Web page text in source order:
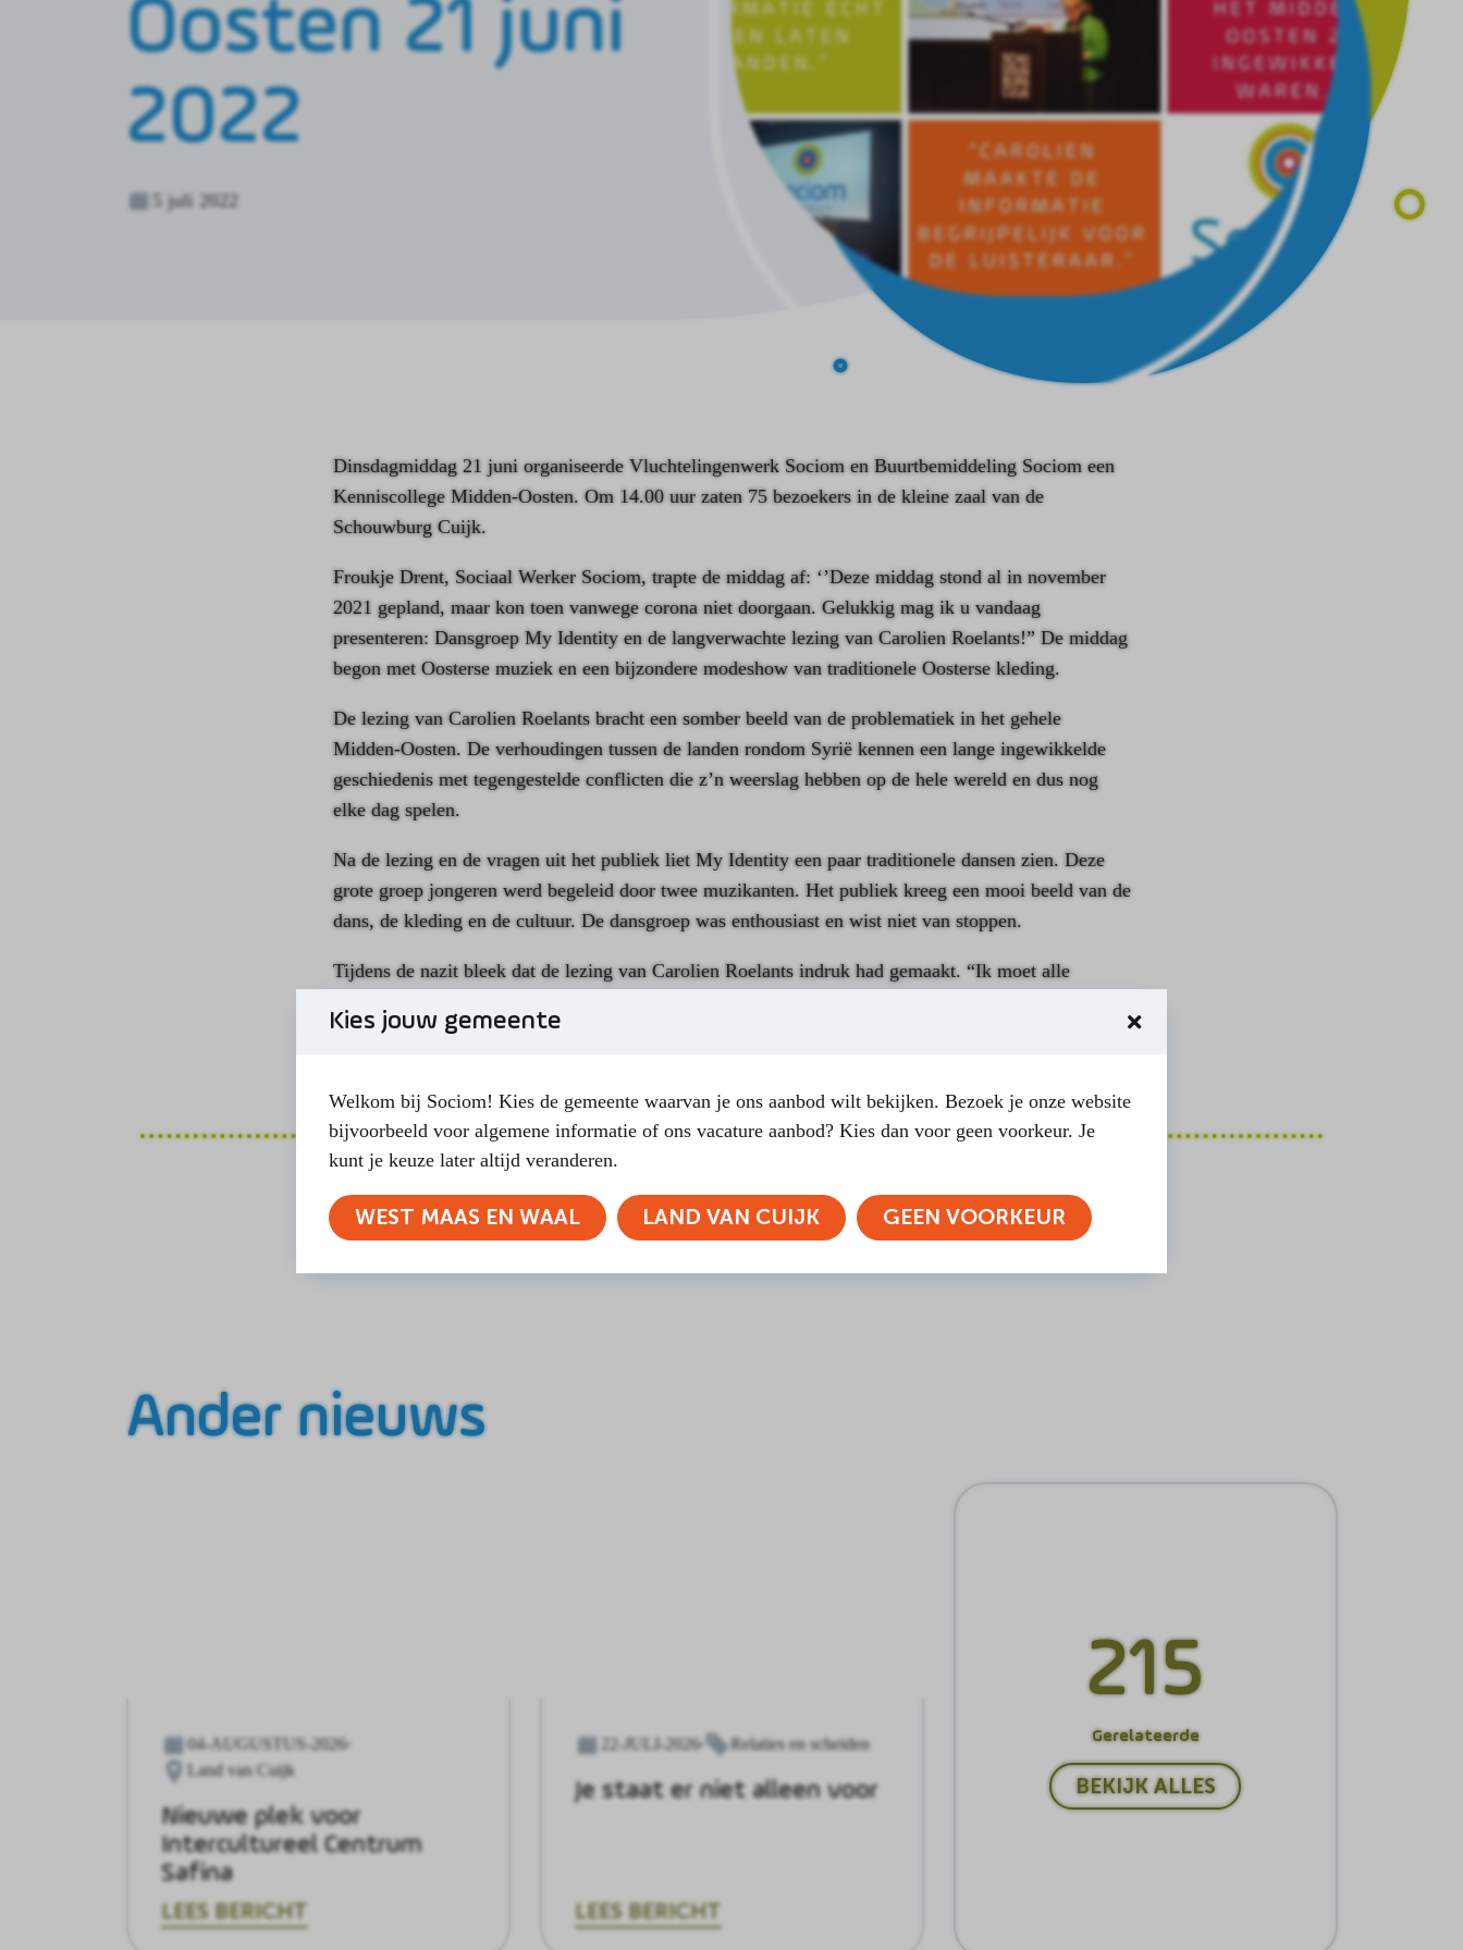
Oosten 21 juni
2022
5 juli 2022
Dinsdagmiddag 21 juni organiseerde Vluchtelingenwerk Sociom en Buurtbemiddeling Sociom een
Kenniscollege Midden-Oosten. Om 14.00 uur zaten 75 bezoekers in de kleine zaal van de
Schouwburg Cuijk.
Froukje Drent, Sociaal Werker Sociom, trapte de middag af: ‘’Deze middag stond al in november
2021 gepland, maar kon toen vanwege corona niet doorgaan. Gelukkig mag ik u vandaag
presenteren: Dansgroep My Identity en de langverwachte lezing van Carolien Roelants!” De middag
begon met Oosterse muziek en een bijzondere modeshow van traditionele Oosterse kleding.
De lezing van Carolien Roelants bracht een somber beeld van de problematiek in het gehele
Midden-Oosten. De verhoudingen tussen de landen rondom Syrië kennen een lange ingewikkelde
geschiedenis met tegengestelde conflicten die z’n weerslag hebben op de hele wereld en dus nog
elke dag spelen.
Na de lezing en de vragen uit het publiek liet My Identity een paar traditionele dansen zien. Deze
grote groep jongeren werd begeleid door twee muzikanten. Het publiek kreeg een mooi beeld van de
dans, de kleding en de cultuur. De dansgroep was enthousiast en wist niet van stoppen.
Tijdens de nazit bleek dat de lezing van Carolien Roelants indruk had gemaakt. “Ik moet alle
ingewikkeld waren.” “Carolien maakte de informatie begrijpelijk voor de luisteraar.”
DEEL DEZE PAGINA
Ander nieuws
04-AUGUSTUS-2026
Land van Cuijk
Nieuwe plek voor
Intercultureel Centrum
Safina
LEES BERICHT
22-JULI-2026 Relaties en scheiden
Je staat er niet alleen voor
LEES BERICHT
215
Gerelateerde
BEKIJK ALLES
Kies jouw gemeente
Welkom bij Sociom! Kies de gemeente waarvan je ons aanbod wilt bekijken. Bezoek je onze website
bijvoorbeeld voor algemene informatie of ons vacature aanbod? Kies dan voor geen voorkeur. Je
kunt je keuze later altijd veranderen.
WEST MAAS EN WAAL LAND VAN CUIJK GEEN VOORKEUR